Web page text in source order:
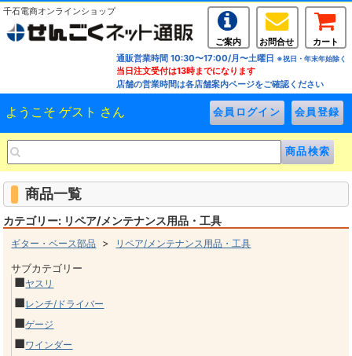
千石電商オンラインショップ
ご案内 お問合せ
カート
通販営業時間 10:30〜17:00/月〜土曜日 ※祝日・年末年始除く
当日注文受付は13時までになります
店舗の営業時間は各店舗案内ページをご確認ください
ようこそ ゲスト さん
商品一覧
カテゴリー: リペア/メンテナンス用品・工具
ギター・ベース部品 > リペア/メンテナンス用品・工具
サブカテゴリー
■ヤスリ
■レンチ/ドライバー
■ゲージ
■ワインダー